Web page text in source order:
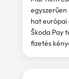
hat európai
Škoda Pay
fizetés